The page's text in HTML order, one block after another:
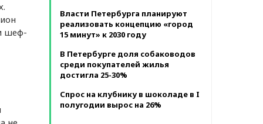
шеф-
Власти Петербурга планируют
реализовать концепцию «город
15 минут» к 2030 году
В Петербурге доля собаководов
среди покупателей жилья
достигла 25-30%
Спрос на клубнику в шоколаде в I
полугодии вырос на 26%